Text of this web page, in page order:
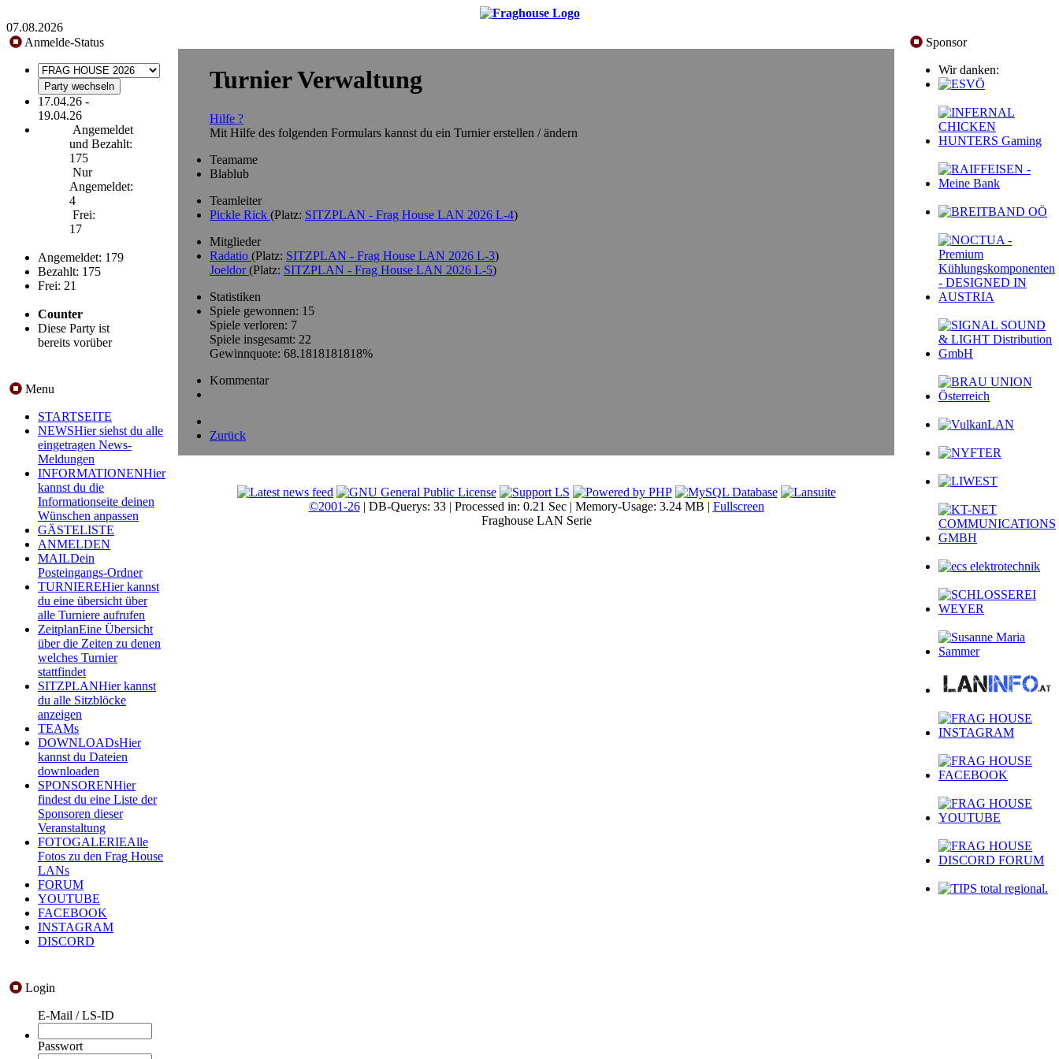
07.08.2026
Anmelde-Status
17.04.26 -
19.04.26
Angemeldet
und Bezahlt:
175
Nur
Angemeldet:
4
Frei:
17
Angemeldet: 179
Bezahlt: 175
Frei: 21
Counter
Diese Party ist
bereits vorüber
Menu
STARTSEITE
NEWSHier siehst du alle
eingetragen News-
Meldungen
INFORMATIONENHier
kannst du die
Informationseite deinen
Wünschen anpassen
GÄSTELISTE
ANMELDEN
MAILDein
Posteingangs-Ordner
TURNIEREHier kannst
du eine übersicht über
alle Turniere aufrufen
ZeitplanEine Übersicht
über die Zeiten zu denen
welches Turnier
stattfindet
SITZPLANHier kannst
du alle Sitzblöcke
anzeigen
TEAMs
DOWNLOADsHier
kannst du Dateien
downloaden
SPONSORENHier
findest du eine Liste der
Sponsoren dieser
Veranstaltung
FOTOGALERIEAlle
Fotos zu den Frag House
LANs
FORUM
YOUTUBE
FACEBOOK
INSTAGRAM
DISCORD
Login
E-Mail / LS-ID
Passwort
Turnier Verwaltung
Hilfe ?
Mit Hilfe des folgenden Formulars kannst du ein Turnier erstellen / ändern
Teamame
Blablub
Teamleiter
Pickle Rick (Platz: SITZPLAN - Frag House LAN 2026 L-4)
Mitglieder
Radatio (Platz: SITZPLAN - Frag House LAN 2026 L-3)
Joeldor(Platz: SITZPLAN - Frag House LAN 2026 L-5)
Statistiken
Spiele gewonnen: 15
Spiele verloren: 7
Spiele insgesamt: 22
Gewinnquote: 68.1818181818%
Kommentar
Zurück
©2001-26| DB-Querys: 33 | Processed in: 0.21 Sec | Memory-Usage: 3.24 MB | Fullscreen
Fraghouse LAN Serie
Sponsor
Wir danken: